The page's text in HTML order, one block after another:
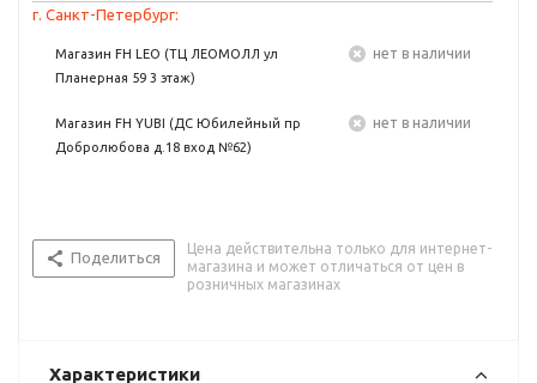
г. Санкт-Петербург:
Магазин FH LEO (ТЦ ЛЕОМОЛЛ ул
Планерная 59 3 этаж)
Нет в наличии
Магазин FH YUBI (ДС Юбилейный пр
Добролюбова д.18 вход №62)
Нет в наличии
Поделиться
Цена действительна только для интернет-
магазина и может отличаться от цен в
розничных магазинах
Характеристики